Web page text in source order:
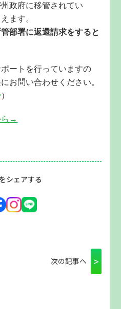
政府に移管されてい
ます。
部署に返還請求をすると
ートを行っていますの
お問い合わせください。
）
ら→
シェアする
次の記事へ >